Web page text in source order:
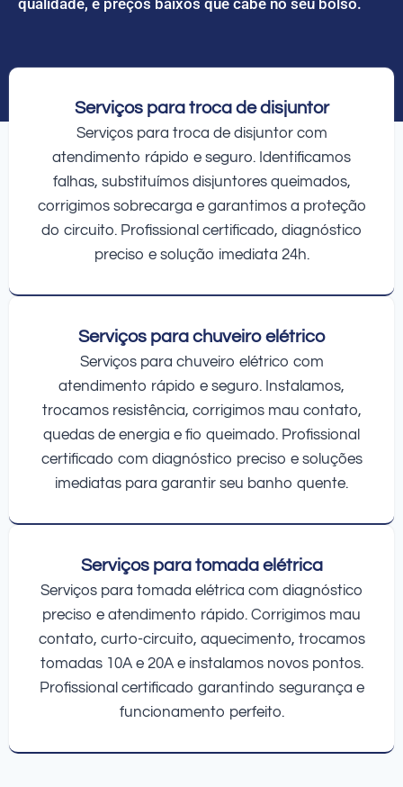
Serviços para troca de disjuntor
Serviços para troca de disjuntor com
atendimento rápido e seguro. Identificamos
falhas, substituímos disjuntores queimados,
corrigimos sobrecarga e garantimos a proteção
do circuito. Profissional certificado, diagnóstico
preciso e solução imediata 24h.
Serviços para chuveiro elétrico
Serviços para chuveiro elétrico com
atendimento rápido e seguro. Instalamos,
trocamos resistência, corrigimos mau contato,
quedas de energia e fio queimado. Profissional
certificado com diagnóstico preciso e soluções
imediatas para garantir seu banho quente.
Serviços para tomada elétrica
Serviços para tomada elétrica com diagnóstico
preciso e atendimento rápido. Corrigimos mau
contato, curto-circuito, aquecimento, trocamos
tomadas 10A e 20A e instalamos novos pontos.
Profissional certificado garantindo segurança e
funcionamento perfeito.